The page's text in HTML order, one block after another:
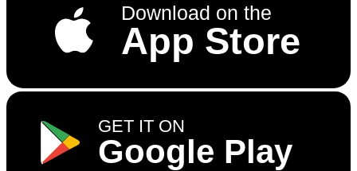
Download on the
App Store
GET IT ON
Google Play